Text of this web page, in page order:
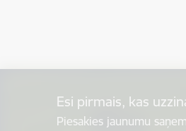
Esi pirmais, kas
Piesakies jaunumu